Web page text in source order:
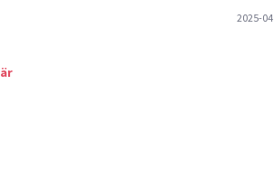
2025-04